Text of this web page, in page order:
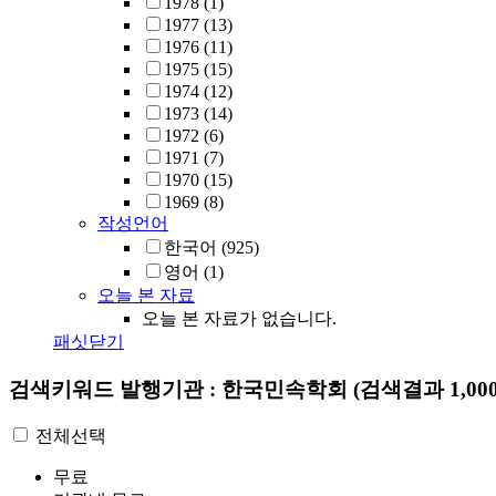
1977 (13)
1976 (11)
1975 (15)
1974 (12)
1973 (14)
1972 (6)
1971 (7)
1970 (15)
1969 (8)
작성언어
한국어 (925)
영어 (1)
오늘 본 자료
오늘 본 자료가 없습니다.
패싯닫기
검색키워드 발행기관 : 한국민속학회 (검색결과
전체선택
무료